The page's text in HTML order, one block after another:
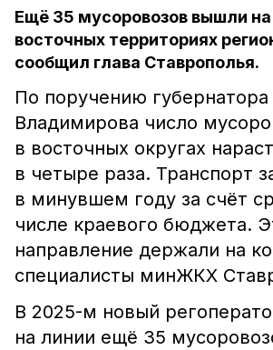
Ещё 35 мусоровозов вышли на
восточных территориях
сообщил глава Ставрополья.
По поручению
Владимирова число
в восточных округах
в четыре раза. Транспорт
в минувшем году за счёт
числе краевого бюджета.
направление держали на
специалисты минЖКХ
В 2025-м новый
на линии ещё 35